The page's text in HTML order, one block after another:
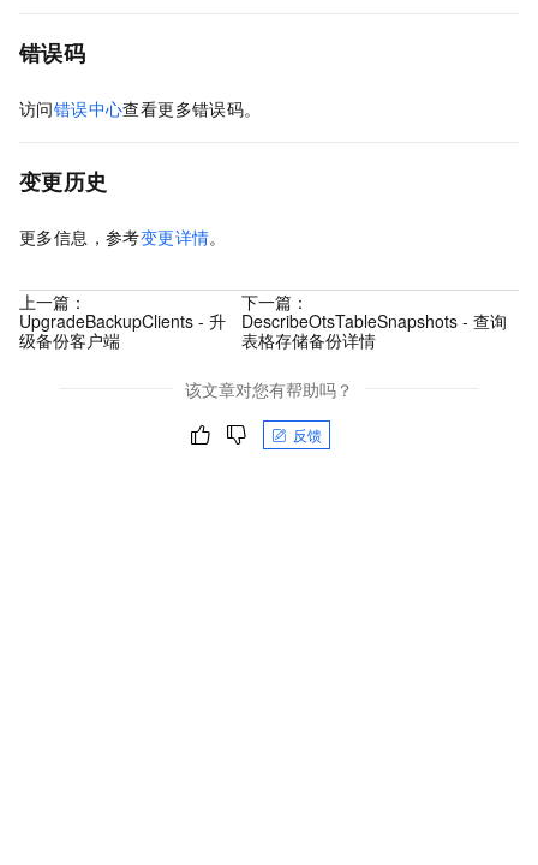
错误码
访问错误中心查看更多错误码。
变更历史
更多信息，参考变更详情。
上一篇：
UpgradeBackupClients - 升
级备份客户端
下一篇：
DescribeOtsTableSnapshots - 查询
表格存储备份详情
该文章对您有帮助吗？
反馈